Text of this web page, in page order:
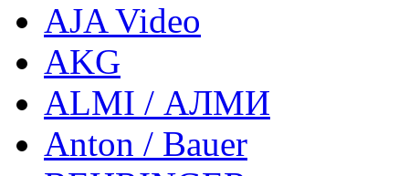
AJA Video
AKG
ALMI / АЛМИ
Anton / Bauer